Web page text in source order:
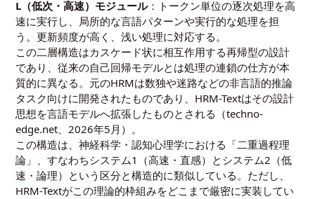
L（低次・高速）モジュール：トークン単位の逐次処理を高
速に実行し、局所的な言語パターンや実行的な処理を担
う。更新頻度が高く、浅い処理に対応する。
この二層構造はカスケード状に相互作用する再帰型の設計
であり、従来の自己回帰モデルとは処理の連鎖の仕方が本
質的に異なる。元のHRMは数独や迷路などの非言語的推論
タスク向けに開発されたものであり、HRM-Textはその設計
思想を言語モデルへ拡張したものとされる（techno-
edge.net、2026年5月）。
この構造は、神経科学・認知心理学における「二重過程理
論」、すなわちシステム1（高速・直感）とシステム2（低
速・論理）という区分と構造的に類似している。ただし、
HRM-Textがこの理論的枠組みをどこまで厳密に実装してい